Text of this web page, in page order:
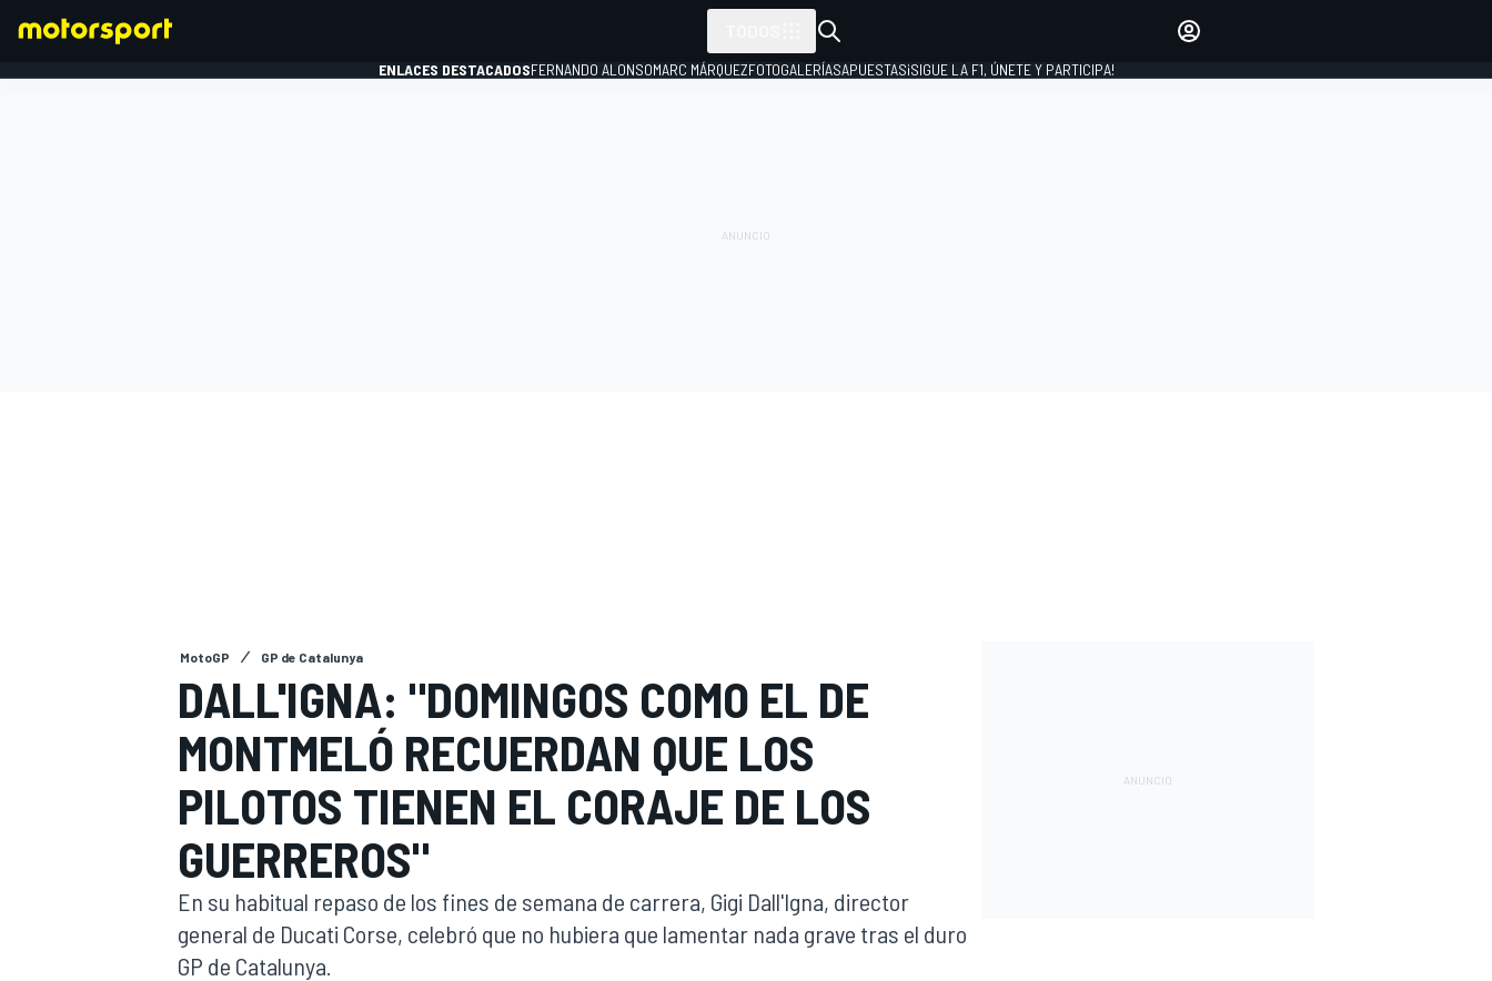
ENLACES DESTACADOSFERNANDO ALONSOMARC MÁRQUEZFOTOGALERÍASAPUESTAS¡SIGUE LA F1, ÚNETE Y PARTICIPA!
MotoGP GP de Catalunya
DALL'IGNA: "DOMINGOS COMO EL DE
MONTMELÓ RECUERDAN QUE LOS
PILOTOS TIENEN EL CORAJE DE LOS
GUERREROS"
En su habitual repaso de los fines de semana de carrera, Gigi Dall'Igna, director
general de Ducati Corse, celebró que no hubiera que lamentar nada grave tras el duro
GP de Catalunya.